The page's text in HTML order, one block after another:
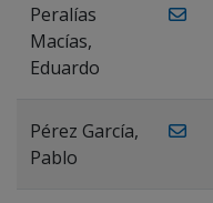
Peralías
Macías,
Eduardo
Pérez García,
Pablo